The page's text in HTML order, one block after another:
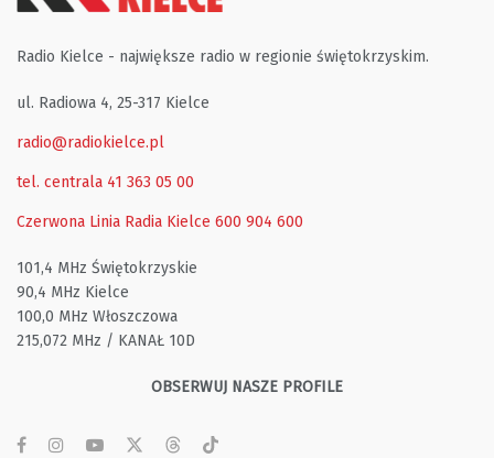
Radio Kielce - największe radio w regionie świętokrzyskim.
ul. Radiowa 4, 25-317 Kielce
radio@radiokielce.pl
tel. centrala 41 363 05 00
Czerwona Linia Radia Kielce 600 904 600
101,4 MHz Świętokrzyskie
90,4 MHz Kielce
100,0 MHz Włoszczowa
215,072 MHz / KANAŁ 10D
OBSERWUJ NASZE PROFILE